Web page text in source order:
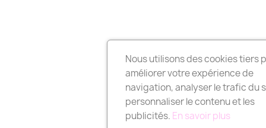
Nous utilisons des cookies tiers
améliorer votre expérience de
navigation, analyser le trafic du
personnaliser le contenu et les
publicités. En savoir plus